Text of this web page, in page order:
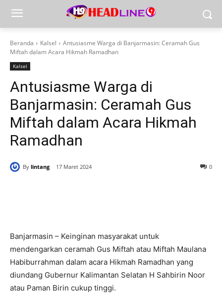
Beranda Kalsel
Antusiasme Warga di Banjarmasin: Ceramah Gus
Miftah dalam Acara Hikmah Ramadhan
Kalsel
Antusiasme Warga di
Banjarmasin: Ceramah Gus
Miftah dalam Acara Hikmah
Ramadhan
By lintang 17 Maret 2024 0
Banjarmasin – Keinginan masyarakat untuk
mendengarkan ceramah Gus Miftah atau Miftah Maulana
Habiburrahman dalam acara Hikmah Ramadhan yang
diundang Gubernur Kalimantan Selatan H Sahbirin Noor
atau Paman Birin cukup tinggi.